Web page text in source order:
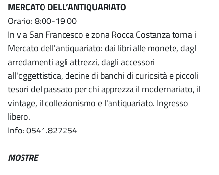
MERCATO DELL’ANTIQUARIATO
Orario: 8:00-19:00
In via San Francesco e zona Rocca Costanza torna il
Mercato dell'antiquariato: dai libri alle monete, dagli
arredamenti agli attrezzi, dagli accessori
all'oggettistica, decine di banchi di curiosità e piccoli
tesori del passato per chi apprezza il modernariato, il
vintage, il collezionismo e l'antiquariato. Ingresso
libero.
Info: 0541.827254
MOSTRE